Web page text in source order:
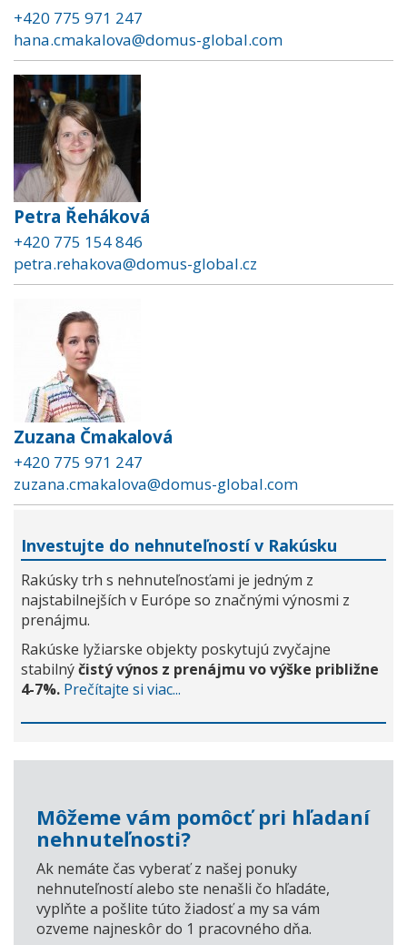
+420 775 971 247
hana.cmakalova@domus-global.com
Petra Řeháková
+420 775 154 846
petra.rehakova@domus-global.cz
Zuzana Čmakalová
+420 775 971 247
zuzana.cmakalova@domus-global.com
Investujte do nehnuteľností v Rakúsku
Rakúsky trh s nehnuteľnosťami je jedným z
najstabilnejších v Európe so značnými výnosmi z
prenájmu.
Rakúske lyžiarske objekty poskytujú zvyčajne
stabilnýčistý výnos z prenájmu vo výške približne
4-7%. Prečítajte si viac...
Môžeme vám pomôcť pri hľadaní
nehnuteľnosti?
Ak nemáte čas vyberať z našej ponuky
nehnuteľností alebo ste nenašli čo hľadáte,
vyplňte a pošlite túto žiadosť a my sa vám
ozveme najneskôr do 1 pracovného dňa.